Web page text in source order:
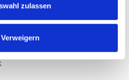
zulassen
Verweigern
Dänemark